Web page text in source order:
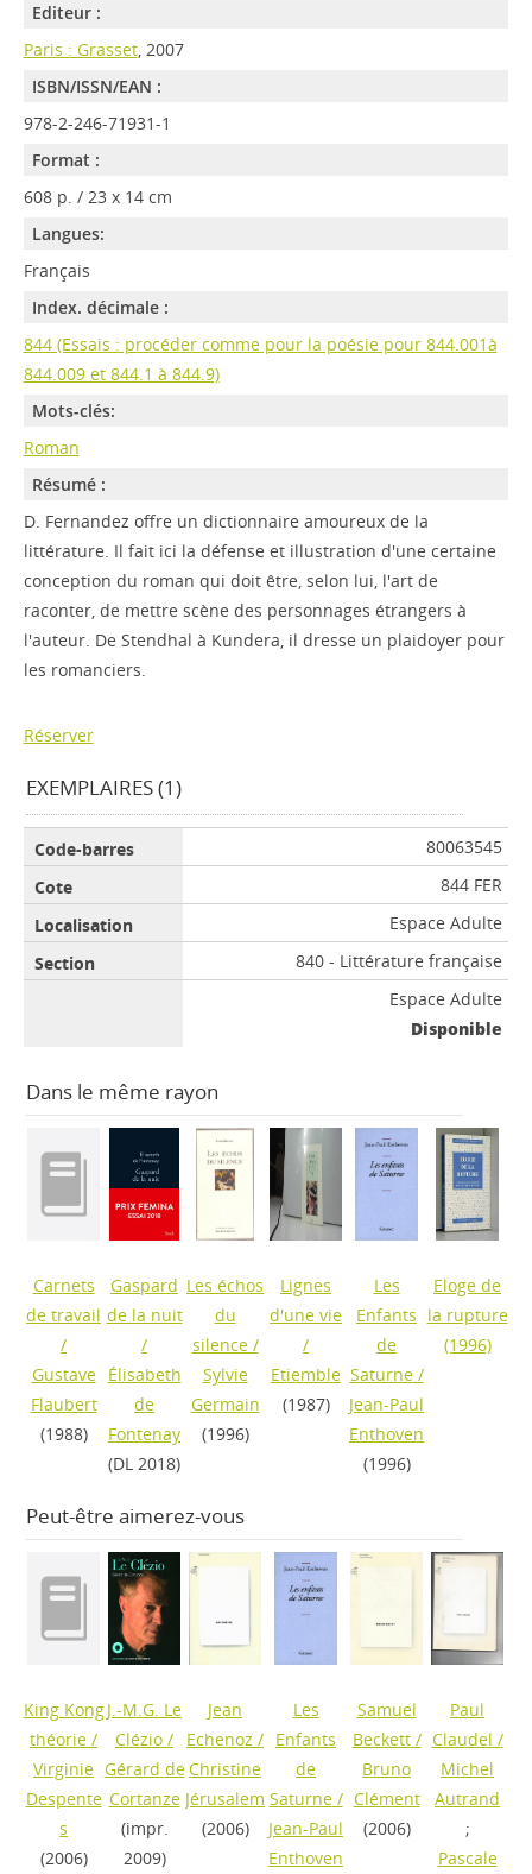
Editeur :
Paris : Grasset, 2007
ISBN/ISSN/EAN :
978-2-246-71931-1
Format :
608 p. / 23 x 14 cm
Langues:
Français
Index. décimale :
844 (Essais : procéder comme pour la poésie pour 844.001à
844.009 et 844.1 à 844.9)
Mots-clés:
Roman
Résumé :
D. Fernandez offre un dictionnaire amoureux de la
littérature. Il fait ici la défense et illustration d'une certaine
conception du roman qui doit être, selon lui, l'art de
raconter, de mettre scène des personnages étrangers à
l'auteur. De Stendhal à Kundera, il dresse un plaidoyer pour
les romanciers.
Réserver
EXEMPLAIRES (1)
80063545
844 FER
Espace Adulte
840 - Littérature française
Espace Adulte
Disponible
Dans le même rayon
Carnets
de travail
/
Gustave
Flaubert
(1988)
Gaspard
de la nuit
/
Élisabeth
de
Fontenay
(DL 2018)
Les échos
du
silence/
Sylvie
Germain
(1996)
Lignes
d'une vie
/
Etiemble
(1987)
Les
Enfants
de
Saturne/
Jean-Paul
Enthoven
(1996)
Eloge de
la rupture
(1996)
Peut-être aimerez-vous
King Kong
théorie /
Virginie
Despente
s
(2006)
J.-M.G. Le
Clézio /
Gérard de
Cortanze
(impr.
2009)
Jean
Echenoz /
Christine
Jérusalem
(2006)
Les
Enfants
de
Saturne/
Jean-Paul
Enthoven
Samuel
Beckett/
Bruno
Clément
(2006)
Paul
Claudel /
Michel
Autrand
;
Pascale